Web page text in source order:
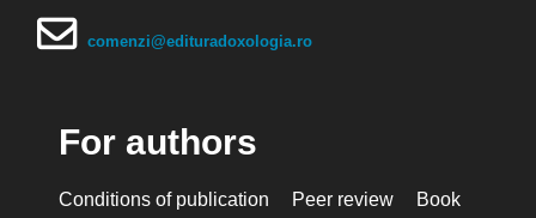
comenzi@edituradoxologia.ro
For authors
Conditions of publication Peer review
Book